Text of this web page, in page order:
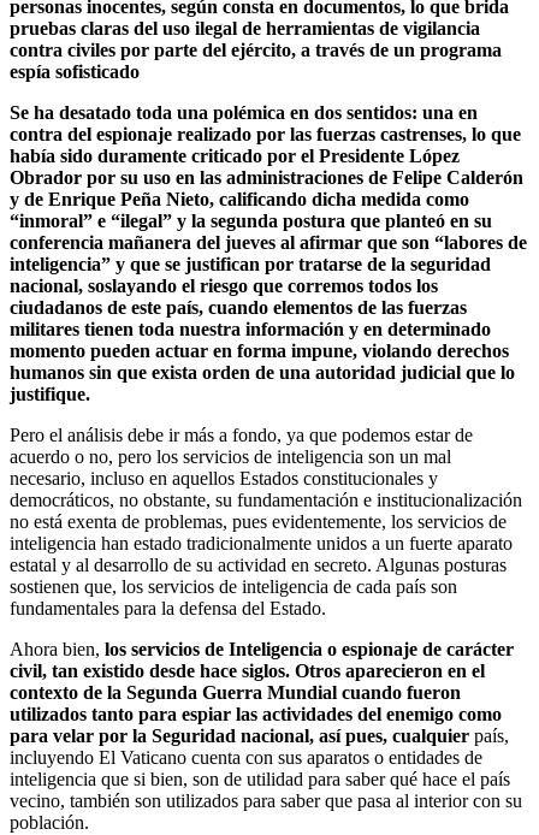
personas inocentes, según consta en documentos, lo que brida
pruebas claras del uso ilegal de herramientas de vigilancia
contra civiles por parte del ejército, a través de un programa
espía sofisticado
Se ha desatado toda una polémica en dos sentidos: una en
contra del espionaje realizado por las fuerzas castrenses, lo que
había sido duramente criticado por el Presidente López
Obrador por su uso en las administraciones de Felipe Calderón
y de Enrique Peña Nieto, calificando dicha medida como
“inmoral” e “ilegal” y la segunda postura que planteó en su
conferencia mañanera del jueves al afirmar que son “labores de
inteligencia” y que se justifican por tratarse de la seguridad
nacional, soslayando el riesgo que corremos todos los
ciudadanos de este país, cuando elementos de las fuerzas
militares tienen toda nuestra información y en determinado
momento pueden actuar en forma impune, violando derechos
humanos sin que exista orden de una autoridad judicial que lo
justifique.
Pero el análisis debe ir más a fondo, ya que podemos estar de
acuerdo o no, pero los servicios de inteligencia son un mal
necesario, incluso en aquellos Estados constitucionales y
democráticos, no obstante, su fundamentación e institucionalización
no está exenta de problemas, pues evidentemente, los servicios de
inteligencia han estado tradicionalmente unidos a un fuerte aparato
estatal y al desarrollo de su actividad en secreto. Algunas posturas
sostienen que, los servicios de inteligencia de cada país son
fundamentales para la defensa del Estado.
Ahora bien, los servicios de Inteligencia o espionaje de carácter
civil, tan existido desde hace siglos. Otros aparecieron en el
contexto de la Segunda Guerra Mundial cuando fueron
utilizados tanto para espiar las actividades del enemigo como
para velar por la Seguridad nacional, así pues, cualquier país,
incluyendo El Vaticano cuenta con sus aparatos o entidades de
inteligencia que si bien, son de utilidad para saber qué hace el país
vecino, también son utilizados para saber que pasa al interior con su
población.